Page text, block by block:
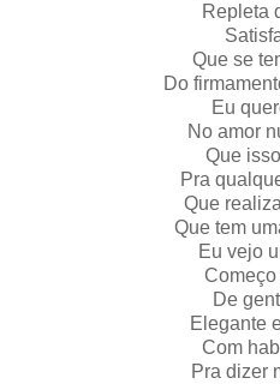
Repleta
Que se
Do
Eu
No amor
Que
Pra
Que
Que tem
Eu vejo
Começo
De
Elegante
Com
Pra dizer